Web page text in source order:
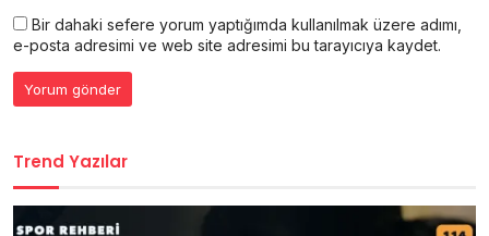
Bir dahaki sefere yorum yaptığımda kullanılmak üzere adımı,
e-posta adresimi ve web site adresimi bu tarayıcıya kaydet.
Trend Yazılar